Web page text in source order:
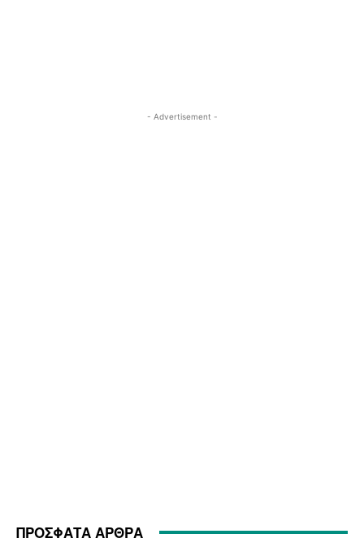
- Advertisement -
ΠΡΟΣΦΑΤΑ ΑΡΘΡΑ